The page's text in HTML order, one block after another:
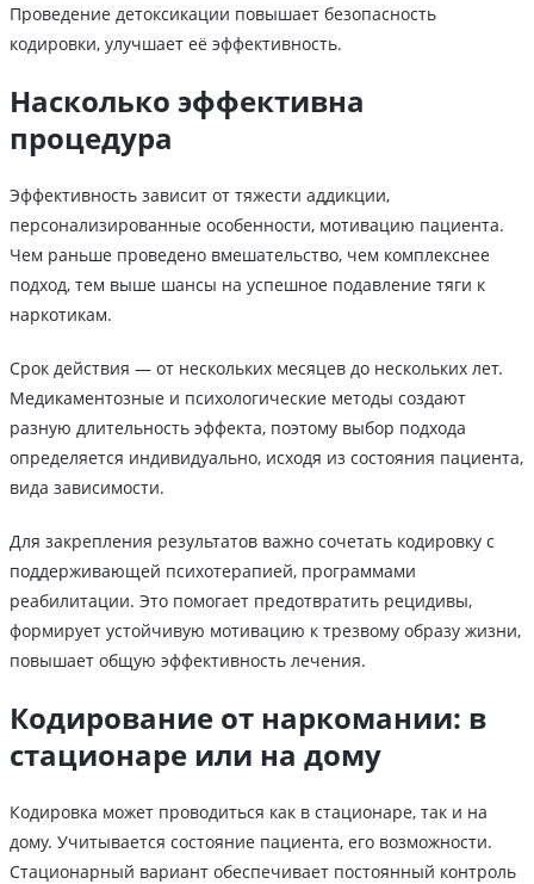
Проведение детоксикации повышает безопасность
кодировки, улучшает её эффективность.
Насколько эффективна
процедура
Эффективность зависит от тяжести аддикции,
персонализированные особенности, мотивацию пациента.
Чем раньше проведено вмешательство, чем комплекснее
подход, тем выше шансы на успешное подавление тяги к
наркотикам.
Срок действия ― от нескольких месяцев до нескольких лет.
Медикаментозные и психологические методы создают
разную длительность эффекта, поэтому выбор подхода
определяется индивидуально, исходя из состояния пациента,
вида зависимости.
Для закрепления результатов важно сочетать кодировку с
поддерживающей психотерапией, программами
реабилитации. Это помогает предотвратить рецидивы,
формирует устойчивую мотивацию к трезвому образу жизни,
повышает общую эффективность лечения.
Кодирование от наркомании: в
стационаре или на дому
Кодировка может проводиться как в стационаре, так и на
дому. Учитывается состояние пациента, его возможности.
Стационарный вариант обеспечивает постоянный контроль